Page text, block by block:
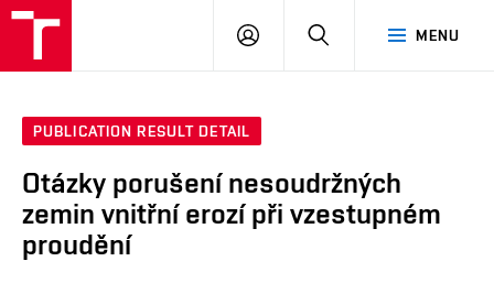
MENU
LOG
SEARCH
PUBLICATION RESULT DETAIL
Otázky porušení nesoudržných
zemin vnitřní erozí při vzestupném
proudění